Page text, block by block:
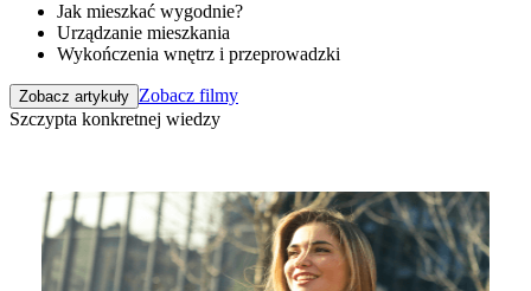
Jak mieszkać wygodnie?
Urządzanie mieszkania
Wykończenia wnętrz i przeprowadzki
Zobacz artykuły Zobacz filmy
Szczypta konkretnej wiedzy